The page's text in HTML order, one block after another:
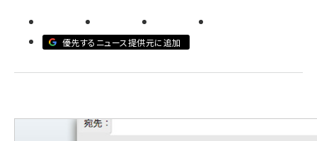
ai (2818)
youtube (2444)
note (2320)
z世代 (1629)
優先するニュース提供元に追加